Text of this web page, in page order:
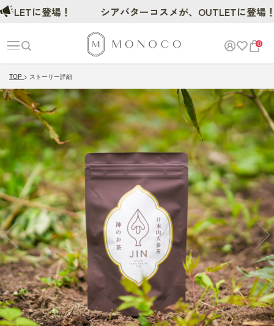
0
TOP ストーリー詳細
に登場！ シアバターコスメが、OUTLETに登場！